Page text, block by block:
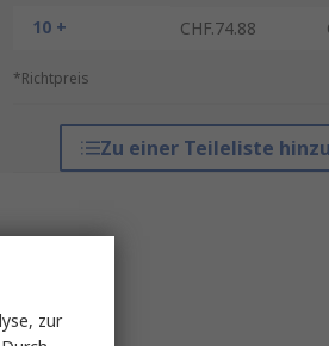
10 +
CHF.74.88
*Richtpreis
Zu einer Teileliste
zur